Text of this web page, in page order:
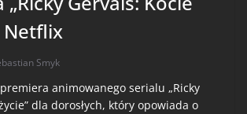
Netflix
Smyk
animowanego serialu „Ricky
dla dorosłych, który opowiada o